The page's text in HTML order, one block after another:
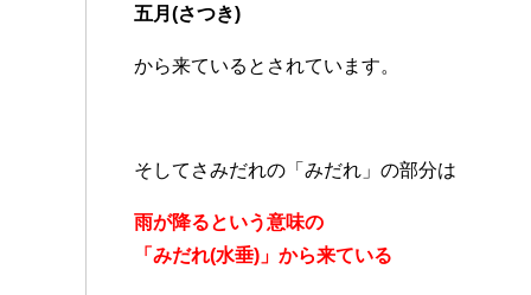
五月(さつき)
から来ているとされています。
そしてさみだれの「みだれ」の部分は
雨が降るという意味の
「みだれ(水垂)」から来ている